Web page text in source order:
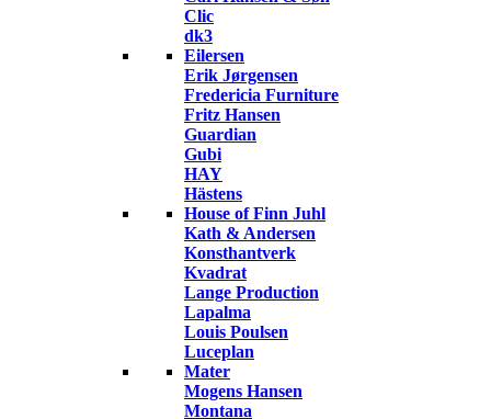
Clic
dk3
Eilersen
Erik Jørgensen
Fredericia Furniture
Fritz Hansen
Guardian
Gubi
HAY
Hästens
House of Finn Juhl
Kath & Andersen
Konsthantverk
Kvadrat
Lange Production
Lapalma
Louis Poulsen
Luceplan
Mater
Mogens Hansen
Montana